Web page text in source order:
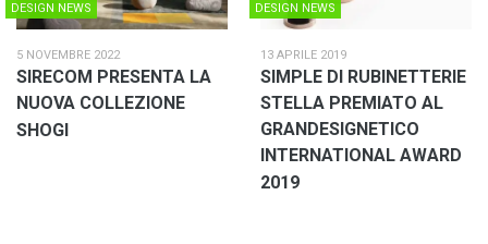
DESIGN NEWS
5 NOVEMBRE 2022
SIRECOM PRESENTA LA
NUOVA COLLEZIONE
SHOGI
DESIGN NEWS
13 APRILE 2019
SIMPLE DI RUBINETTERIE
STELLA PREMIATO AL
GRANDESIGNETICO
INTERNATIONAL AWARD
2019